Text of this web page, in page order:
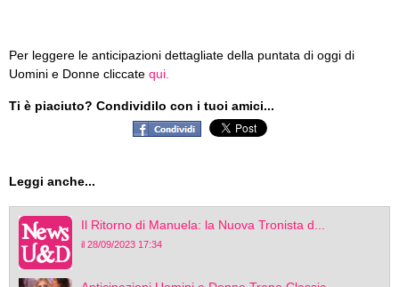
Per leggere le anticipazioni dettagliate della puntata di oggi di
Uomini e Donne cliccate qui.
Ti è piaciuto? Condividilo con i tuoi amici...
Leggi anche...
Il Ritorno di Manuela: la Nuova Tronista d...
il 28/09/2023 17:34